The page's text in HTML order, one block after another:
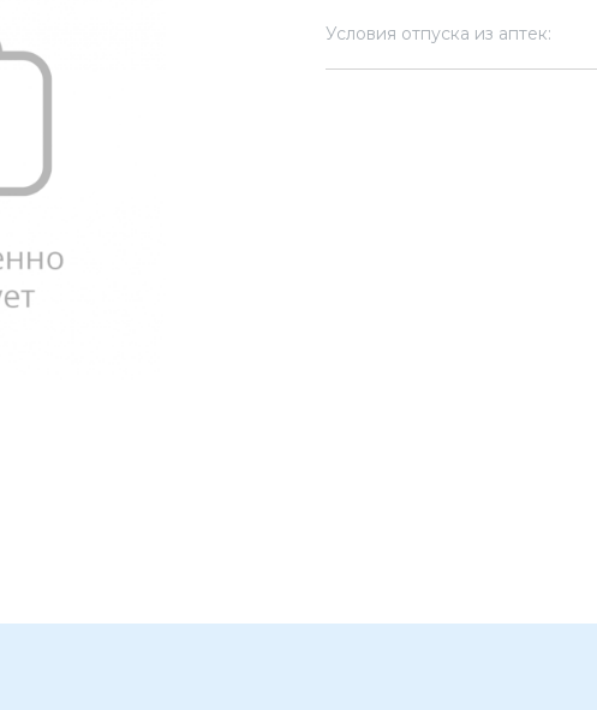
Условия отпуска из аптек: